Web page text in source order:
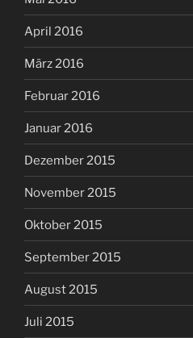
April 2016
März 2016
Februar 2016
Januar 2016
Dezember 2015
November 2015
Oktober 2015
September 2015
August 2015
Juli 2015